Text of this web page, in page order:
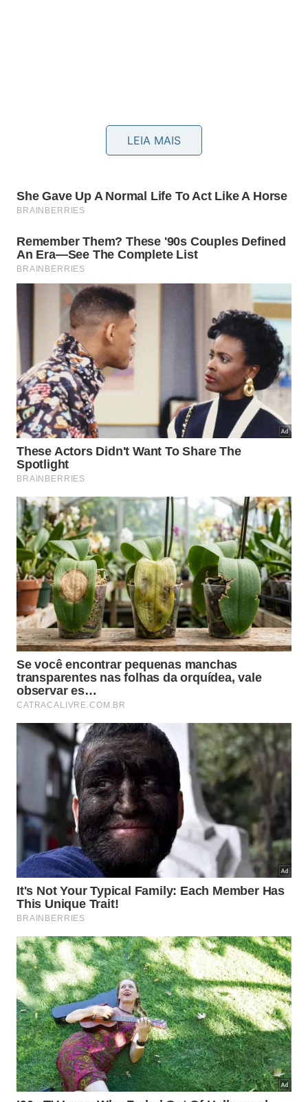
comparada ao chocolate?
perfume floral, criando uma experiência diferente
das frutas mais comuns. Por isso, alguns
consumidores comparam seusabora cereja,
ameixa e chocolate amargo, embora essa
percepção varie conforme
maturação.
🟣
Fruta pequena,
sabor marcante
A maturação muda tudo
Quanto mais madura, mais escura,
aromática e adocicada a grumixama tende a
ficar.
Quando colhida cedo demais, a acidez
aparece mais e o sabor fica menos
profundo.
A casca escura também reforça a associação visual
com ameixa, enquanto a polpa aquosa entrega
frescor imediato. Essa mistura deaparência intensa
e gosto delicado ajuda a explicar o encanto de
quem prova agrumixama.
As comparações mais comuns envolvem:
LEIA MAIS